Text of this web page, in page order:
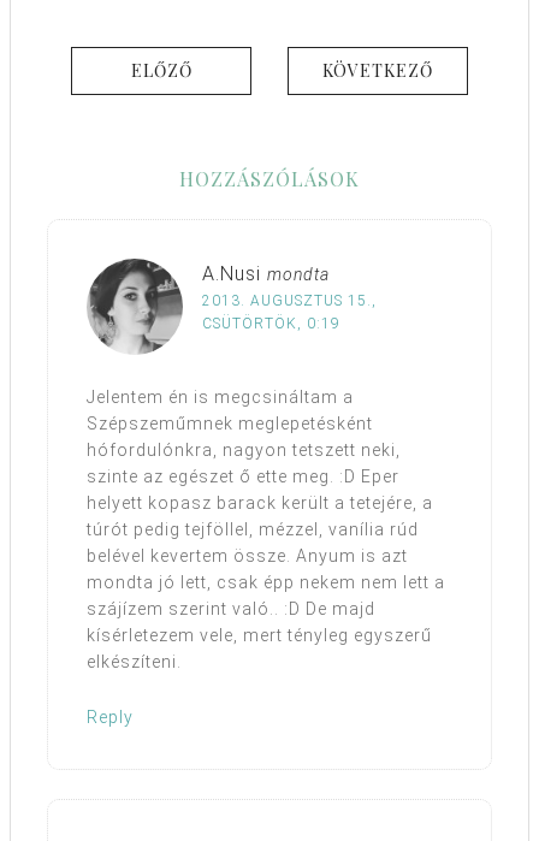
ELŐZŐ KÖVETKEZŐ
HOZZÁSZÓLÁSOK
A.Nusi mondta
2013. AUGUSZTUS 15.,
CSÜTÖRTÖK, 0:19
Jelentem én is megcsináltam a
Szépszeműmnek meglepetésként
hófordulónkra, nagyon tetszett neki,
szinte az egészet ő ette meg. :D Eper
helyett kopasz barack került a tetejére, a
túrót pedig tejföllel, mézzel, vanília rúd
belével kevertem össze. Anyum is azt
mondta jó lett, csak épp nekem nem lett a
szájízem szerint való.. :D De majd
kísérletezem vele, mert tényleg egyszerű
elkészíteni.
Reply